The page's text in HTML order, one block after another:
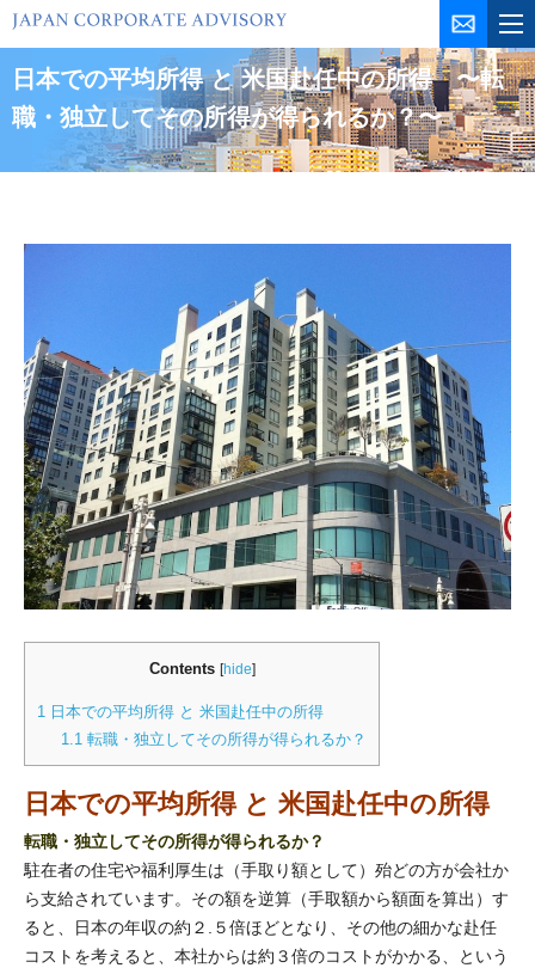
コ
ツ
日本での平均所得 と 米国赴任中の所得 〜転
職・独立してその所得が得られるか？〜
Contents [hide]
1 日本での平均所得 と 米国赴任中の所得
1.1転職・独立してその所得が得られるか？
日本での平均所得 と 米国赴任中の所得
転職・独立してその所得が得られるか？
駐在者の住宅や福利厚生は（手取り額として）殆どの方が会社か
ら支給されています。その額を逆算（手取額から額面を算出）す
ると、日本の年収の約２.５倍ほどとなり、その他の細かな赴任
コストを考えると、本社からは約３倍のコストがかかる、という